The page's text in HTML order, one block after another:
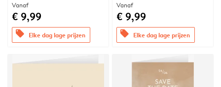
Vanaf
€ 9,99
offers Elke dag lage prijzen
Vanaf
€ 9,99
offers Elke dag lage prijzen